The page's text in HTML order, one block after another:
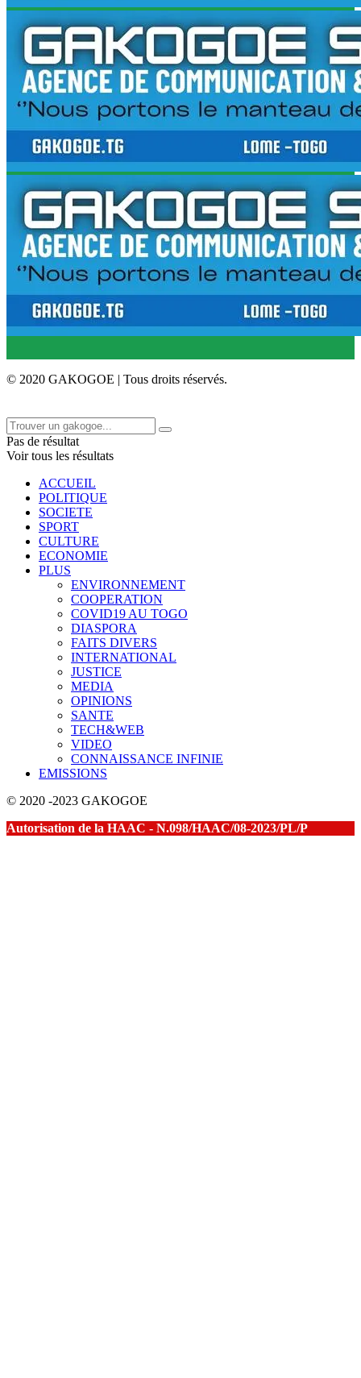
© 2020 GAKOGOE | Tous droits réservés.
Pas de résultat
Voir tous les résultats
ACCUEIL
POLITIQUE
SOCIETE
SPORT
CULTURE
ECONOMIE
PLUS
ENVIRONNEMENT
COOPERATION
COVID19 AU TOGO
DIASPORA
FAITS DIVERS
INTERNATIONAL
JUSTICE
MEDIA
OPINIONS
SANTE
TECH&WEB
VIDEO
CONNAISSANCE INFINIE
EMISSIONS
© 2020 -2023 GAKOGOE
Autorisation de la HAAC - N.098/HAAC/08-2023/PL/P